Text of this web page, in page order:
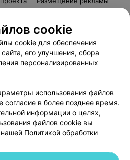
Способы оплаты
Партнеры
103.by
данных
cookie
cookie для обеспечения
его улучшения, сбора
персонализированных
использования файлов
согласие в более позднее время.
информации о целях,
файлов cookie вы
Политикой обработки